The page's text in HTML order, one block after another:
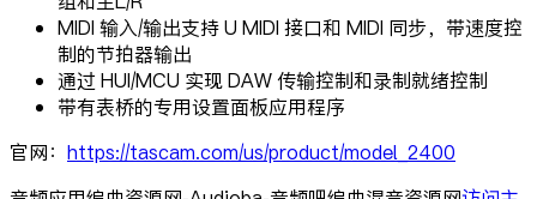
MIDI 输入/输出支持 U MIDI 接口和 MIDI 同步，带速度控
制的节拍器输出
通过 HUI/MCU 实现 DAW 传输控制和录制就绪控制
带有表桥的专用设置面板应用程序
官网： https://tascam.com/us/product/model_2400